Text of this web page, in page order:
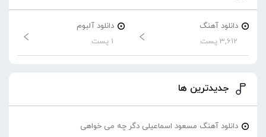
دانلود آهنگ
3,612 پست
دانلود آلبوم
1 پست
جدیدترین ها
دانلود آهنگ مسعود اسماعیلی دگر چه می خواهی